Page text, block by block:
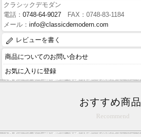
クラシックデモダン
電話： 0748-64-9027 FAX：0748-83-1184
メール： info@classicdemodern.com
レビューを書く
商品についてのお問い合わせ
お気に入りに登録
おすすめ商品
Recommend